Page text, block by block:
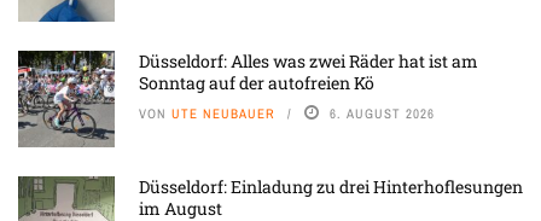
Düsseldorf: Alles was zwei Räder hat ist am
Sonntag auf der autofreien Kö
VON UTE NEUBAUER 6. AUGUST 2026
Düsseldorf: Einladung zu drei Hinterhoflesungen
im August